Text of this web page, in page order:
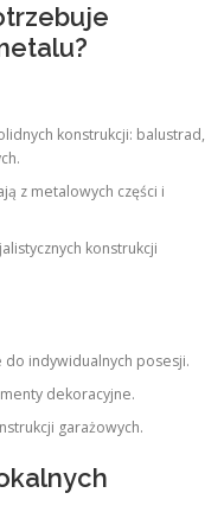
konstrukcji: balustrad,
z metalowych części i
konstrukcji
indywidualnych posesji.
dekoracyjne.
garażowych.